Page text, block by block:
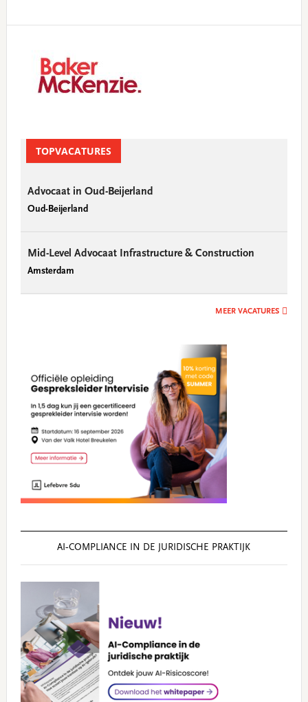
TOPVACATURES
Advocaat in Oud-Beijerland
Oud-Beijerland
Mid-Level Advocaat Infrastructure & Construction
Amsterdam
MEER VACATURES
AI‑COMPLIANCE IN DE JURIDISCHE PRAKTIJK